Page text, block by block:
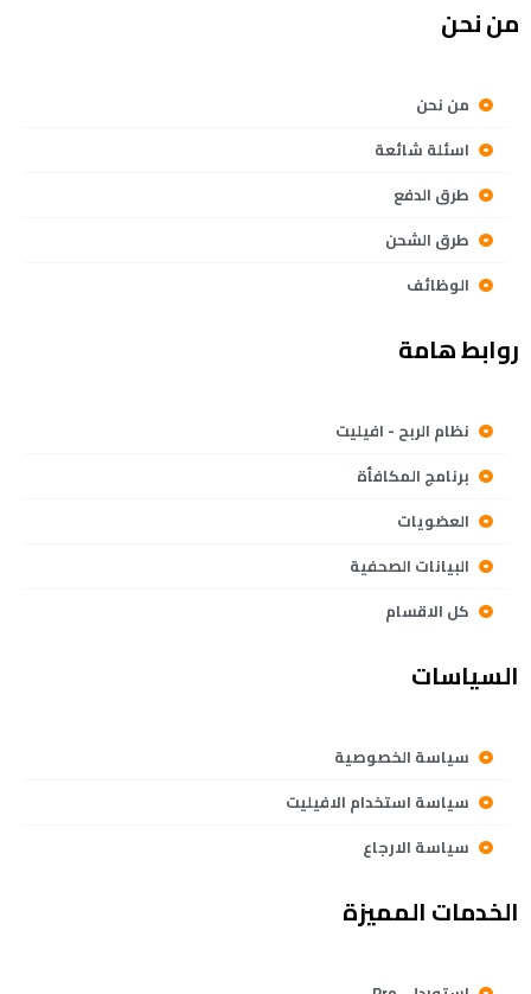
من نحن
من نحن
اسئلة شائعة
طرق الدفع
طرق الشحن
الوظائف
روابط هامة
نظام الربح - افيليت
برنامج المكافأة
العضويات
البيانات الصحفية
كل الاقسام
السياسات
سياسة الخصوصية
سياسة استخدام الافيليت
سياسة الارجاع
الخدمات المميزة